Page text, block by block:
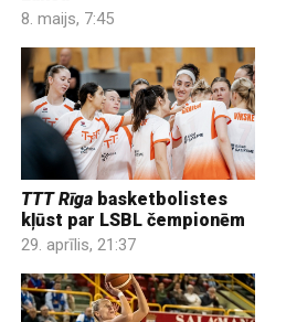
8. maijs, 7:45
TTT Rīga basketbolistes
kļūst par LSBL čempionēm
29. aprīlis, 21:37